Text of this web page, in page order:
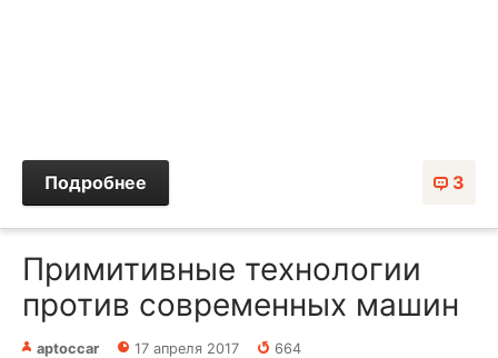
3
Подробнее
Примитивные технологии
против современных машин
aptoccar 17 апреля 2017
664